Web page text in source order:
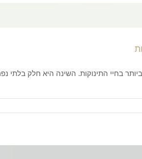
בחיי התינוקות. השינה היא חלק